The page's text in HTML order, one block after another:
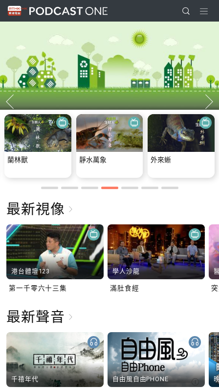
蘭林獸 靜水萬象 外來蜥
最新視像
港台體壇123
第一千零六十三集
學人沙龍
滿肚食經
最新聲音
千禧年代 自由風自由PHONE